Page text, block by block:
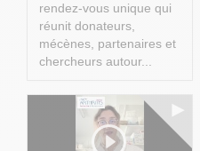
rendez-vous unique qui
réunit donateurs,
mécènes, partenaires et
chercheurs autour...